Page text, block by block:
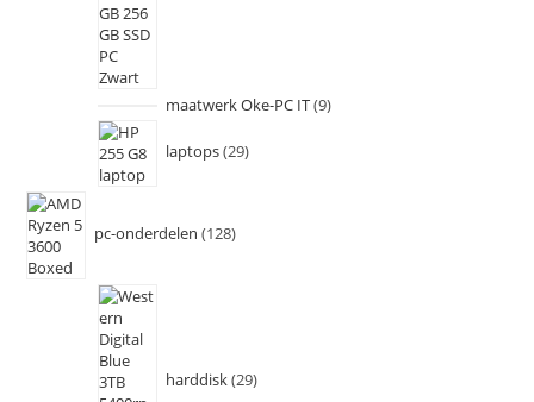
maatwerk Oke-PC IT 9
laptops 29
pc-onderdelen 128
harddisk 29